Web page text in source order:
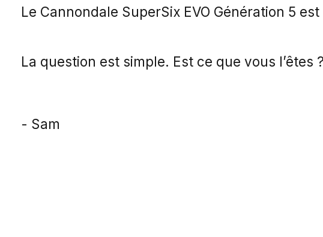
Le Cannondale SuperSix EVO Génération 5
La question est simple. Est ce que vous l’êtes ?
- Sam